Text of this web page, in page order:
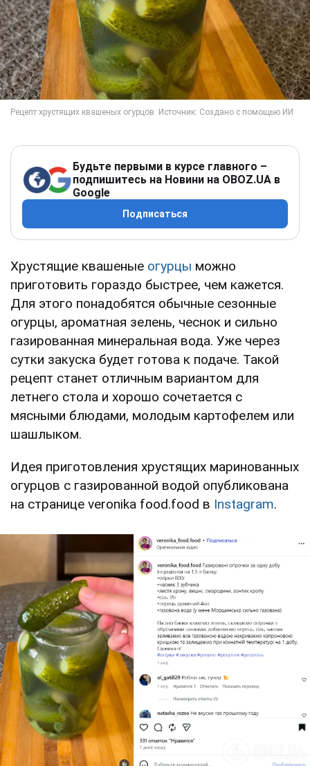
Будьте первыми в курсе главного –
подпишитесь на Новини на OBOZ.UA в
Google
Подписаться
Хрустящие квашеные огурцы можно
приготовить гораздо быстрее, чем кажется.
Для этого понадобятся обычные сезонные
огурцы, ароматная зелень, чеснок и сильно
газированная минеральная вода. Уже через
сутки закуска будет готова к подаче. Такой
рецепт станет отличным вариантом для
летнего стола и хорошо сочетается с
мясными блюдами, молодым картофелем или
шашлыком.
Идея приготовления хрустящих маринованных
огурцов с газированной водой опубликована
на странице veronika food.food в Instagram.